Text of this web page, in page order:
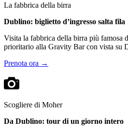
La fabbrica della birra
Dublino: biglietto d’ingresso salta fila
Visita la fabbrica della birra più famosa
prioritario alla Gravity Bar con vista su
Prenota ora →
Scogliere di Moher
Da Dublino: tour di un giorno intero